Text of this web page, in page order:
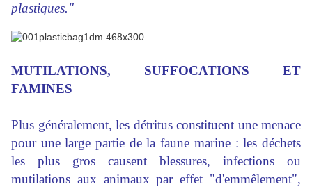
plastiques."
MUTILATIONS, SUFFOCATIONS ET
FAMINES
Plus généralement, les détritus constituent une menace
pour une large partie de la faune marine : les déchets
les plus gros causent blessures, infections ou
mutilations aux animaux par effet "d'emmêlement",